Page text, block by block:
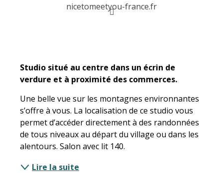
nicetomeetyou-france.fr
Studio situé au centre dans un écrin de
verdure et à proximité des commerces.
Une belle vue sur les montagnes environnantes
s’offre à vous. La localisation de ce studio vous
permet d’accéder directement à des randonnées
de tous niveaux au départ du village ou dans les
alentours. Salon avec lit 140.
Lire la suite